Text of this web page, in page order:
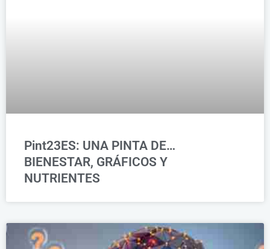
Pint23ES: UNA PINTA DE…
BIENESTAR, GRÁFICOS Y
NUTRIENTES